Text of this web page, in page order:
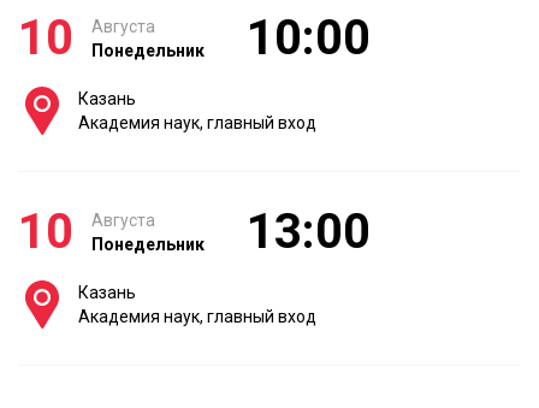
10
Августа
Понедельник
10:00
Казань
Академия наук, главный вход
10
Августа
Понедельник
13:00
Казань
Академия наук, главный вход